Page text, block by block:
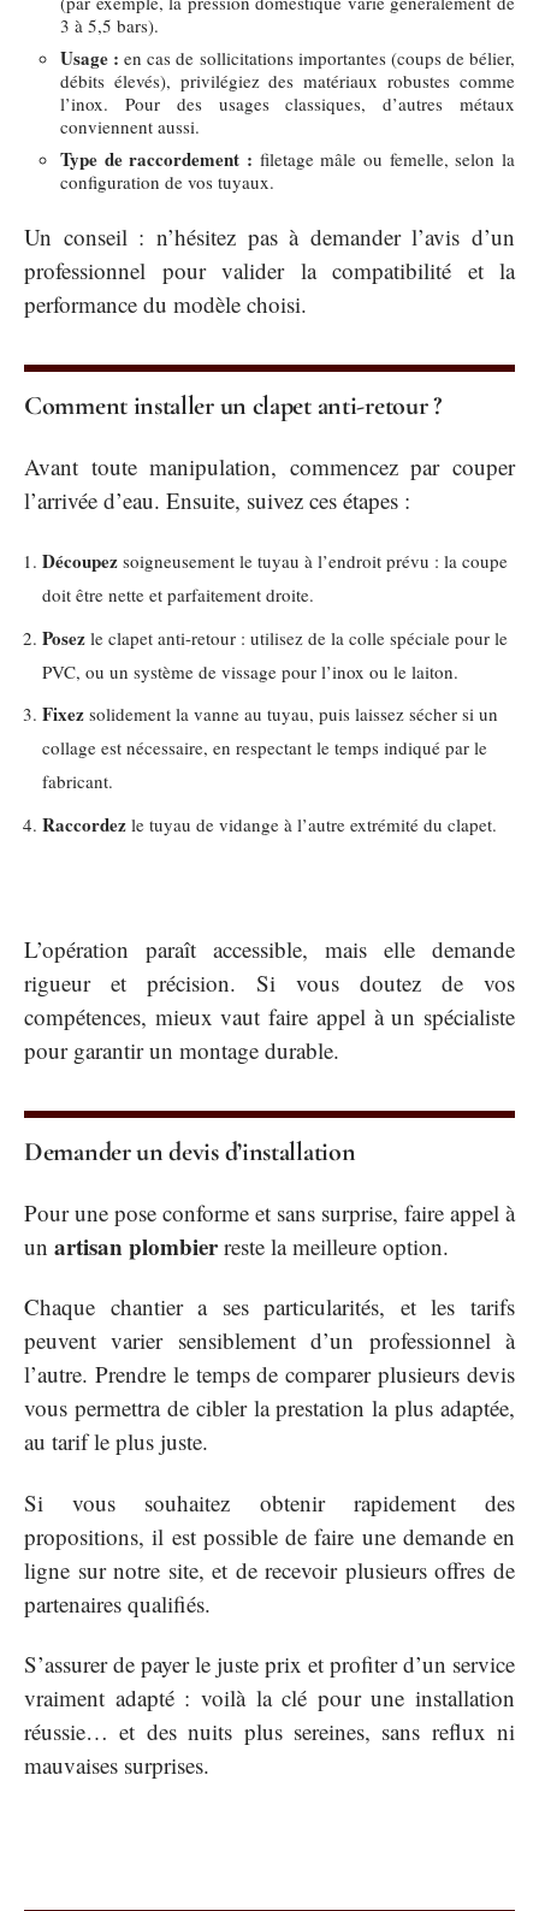
3 à 5,5 bars).
Usage : en cas de sollicitations importantes (coups de bélier,
débits élevés), privilégiez des matériaux robustes comme
l’inox. Pour des usages classiques, d’autres métaux
conviennent aussi.
Type de raccordement : filetage mâle ou femelle, selon la
configuration de vos tuyaux.
Un conseil : n’hésitez pas à demander l’avis d’un
professionnel pour valider la compatibilité et la
performance du modèle choisi.
Comment installer un clapet anti-retour ?
Avant toute manipulation, commencez par couper
l’arrivée d’eau. Ensuite, suivez ces étapes :
Découpez soigneusement le tuyau à l’endroit prévu : la coupe
doit être nette et parfaitement droite.
Posez le clapet anti-retour : utilisez de la colle spéciale pour le
PVC, ou un système de vissage pour l’inox ou le laiton.
Fixez solidement la vanne au tuyau, puis laissez sécher si un
collage est nécessaire, en respectant le temps indiqué par le
fabricant.
Raccordez le tuyau de vidange à l’autre extrémité du clapet.
L’opération paraît accessible, mais elle demande
rigueur et précision. Si vous doutez de vos
compétences, mieux vaut faire appel à un spécialiste
pour garantir un montage durable.
Demander un devis d’installation
Pour une pose conforme et sans surprise, faire appel à
un artisan plombierreste la meilleure option.
Chaque chantier a ses particularités, et les tarifs
peuvent varier sensiblement d’un professionnel à
l’autre. Prendre le temps de comparer plusieurs devis
vous permettra de cibler la prestation la plus adaptée,
au tarif le plus juste.
Si vous souhaitez obtenir rapidement des
propositions, il est possible de faire une demande en
ligne sur notre site, et de recevoir plusieurs offres de
partenaires qualifiés.
S’assurer de payer le juste prix et profiter d’un service
vraiment adapté : voilà la clé pour une installation
réussie… et des nuits plus sereines, sans reflux ni
mauvaises surprises.